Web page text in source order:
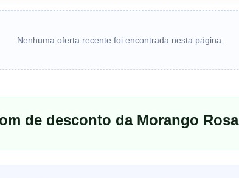
Nenhuma oferta recente foi encontrada nesta página.
de desconto da Morango Rosa